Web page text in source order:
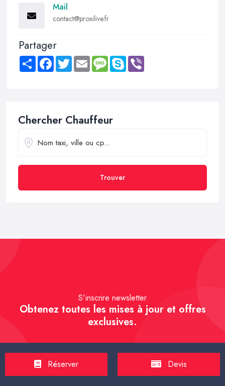
Mail
contact@proxilive.fr
Partager
Share FacebookTwitter Email MessageSkype
Chercher Chauffeur
Trouver
S'inscrire newsletter
Obtenez toutes les mises à jour et offres
exclusives.
S'inscrire
Réserver Devis